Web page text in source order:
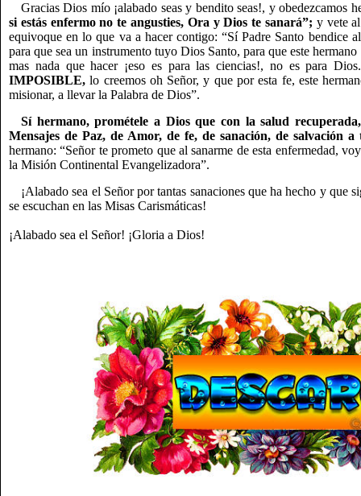
Gracias Dios mío ¡alabado seas y bendito seas!, y obedezcamos
si estás enfermo no te angusties, Ora y Dios te sanará”; y vete
equivoque en lo que va a hacer contigo: “Sí Padre Santo bendice
para que sea un instrumento tuyo Dios Santo, para que este
mas nada que hacer ¡eso es para las ciencias!, no es para
IMPOSIBLE, lo creemos oh Señor, y que por esta fe, este
misionar, a llevar la Palabra de Dios”.
Sí hermano, prométele a Dios que con la salud
Mensajes de Paz, de Amor, de fe, de sanación, de salvación a
hermano: “Señor te prometo que al sanarme de esta enfermedad,
la Misión Continental Evangelizadora”.
¡Alabado sea el Señor por tantas sanaciones que ha hecho y que
se escuchan en las Misas Carismáticas!
¡Alabado sea el Señor! ¡Gloria a Dios!